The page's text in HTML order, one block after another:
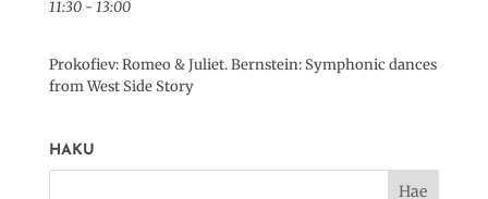
11:30 - 13:00
Prokofiev: Romeo & Juliet. Bernstein: Symphonic dances
from West Side Story
HAKU